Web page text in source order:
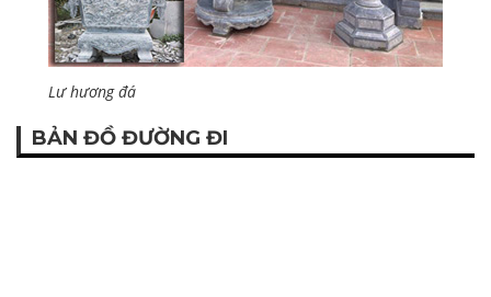
Lư hương đá
BẢN ĐỒ ĐƯỜNG ĐI